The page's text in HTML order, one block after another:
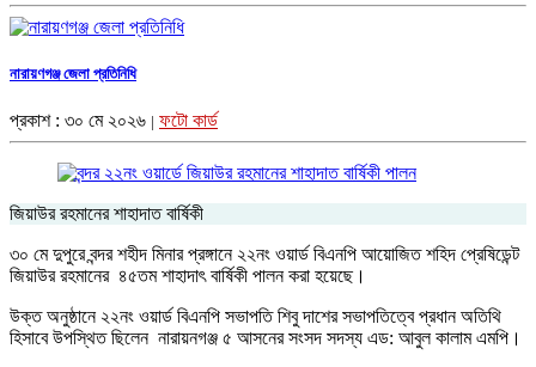
নারায়ণগঞ্জ জেলা প্রতিনিধি
প্রকাশ : ৩০ মে ২০২৬ | ফটো কার্ড
জিয়াউর রহমানের শাহাদাত বার্ষিকী
৩০ মে দুপুরে বন্দর শহীদ মিনার প্রঙ্গানে ২২নং ওয়ার্ড বিএনপি আয়োজিত শহিদ প্রেষিডেন্ট
জিয়াউর রহমানের ৪৫তম শাহাদাৎ বার্ষিকী পালন করা হয়েছে।
উক্ত অনুষ্ঠানে ২২নং ওয়ার্ড বিএনপি সভাপতি শিবু দাশের সভাপতিত্বে প্রধান অতিথি
হিসাবে উপস্থিত ছিলেন নারায়নগঞ্জ ৫ আসনের সংসদ সদস্য এড: আবুল কালাম এমপি।